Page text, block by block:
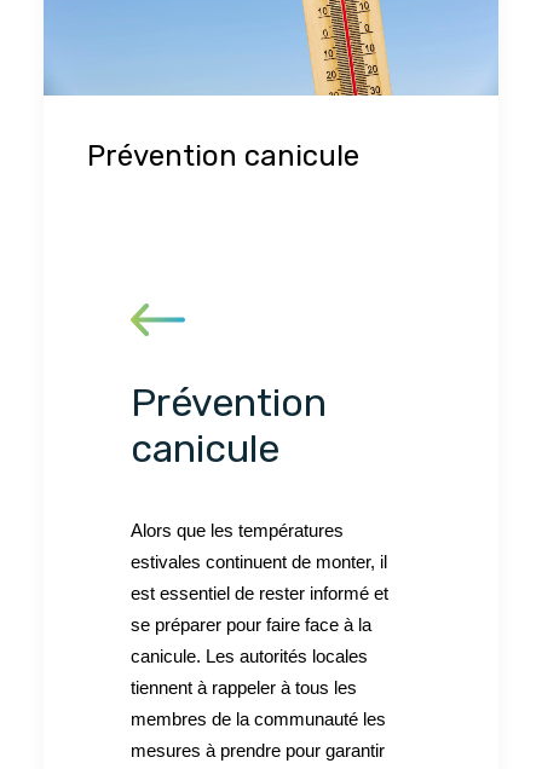
Prévention canicule
Prévention
canicule
Alors que les températures
estivales continuent de monter, il
est essentiel de rester informé et
se préparer pour faire face à la
canicule. Les autorités locales
tiennent à rappeler à tous les
membres de la communauté les
mesures à prendre pour garantir